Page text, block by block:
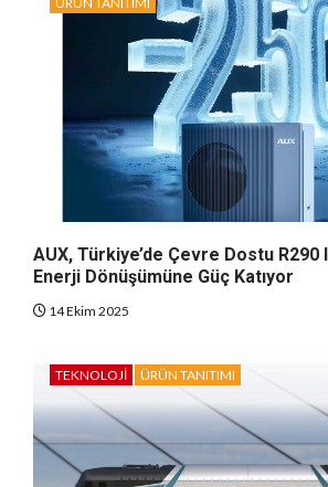
AUX, Türkiye’de Çevre Dostu R290
Enerji Dönüşümüne Güç Katıyor
14 Ekim 2025
TEKNOLOJI ÜRÜN TANITIMI